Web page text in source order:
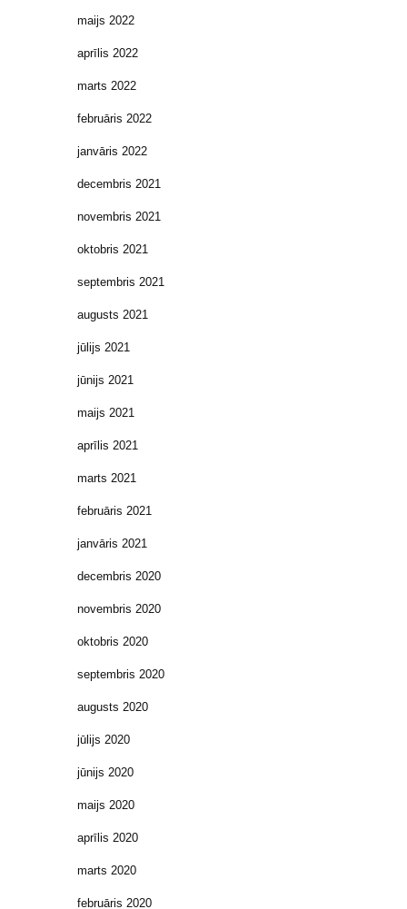
maijs 2022
aprīlis 2022
marts 2022
februāris 2022
janvāris 2022
decembris 2021
novembris 2021
oktobris 2021
septembris 2021
augusts 2021
jūlijs 2021
jūnijs 2021
maijs 2021
aprīlis 2021
marts 2021
februāris 2021
janvāris 2021
decembris 2020
novembris 2020
oktobris 2020
septembris 2020
augusts 2020
jūlijs 2020
jūnijs 2020
maijs 2020
aprīlis 2020
marts 2020
februāris 2020